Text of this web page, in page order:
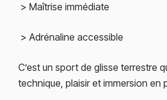
> Maîtrise immédiate
> Adrénaline accessible
C’est un sport de glisse terrestre
technique, plaisir et immersion en